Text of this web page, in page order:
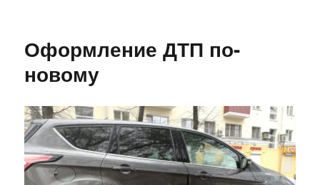
Оформление ДТП по-
новому